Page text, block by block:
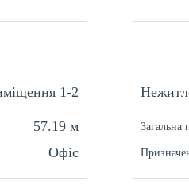
1-2
57.19 м
Офіс
Загальна